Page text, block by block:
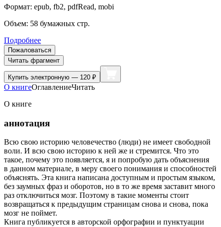
Формат: epub, fb2, pdfRead, mobi
Объем: 58 бумажных стр.
Подробнее
Пожаловаться
Читать фрагмент
Купить электронную — 120 ₽
О книгеОглавлениеЧитать
О книге
аннотация
Всю свою историю человечество (люди) не имеет свободной
воли. И всю свою историю к ней же и стремится. Что это
такое, почему это появляется, я и попробую дать объяснения
в данном материале, в меру своего понимания и способностей
объяснять. Эта книга написана доступным и простым языком,
без заумных фраз и оборотов, но в то же время заставит много
раз отключиться мозг. Поэтому в такие моменты стоит
возвращаться к предыдущим страницам снова и снова, пока
мозг не поймет.
Книга публикуется в авторской орфографии и пунктуации